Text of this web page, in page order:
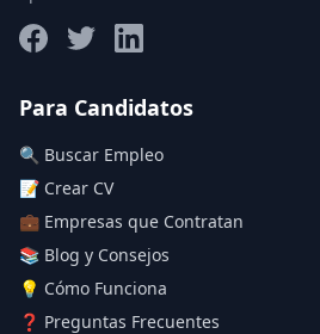
Deja vacío para "sin límite"
Aplicar filtros
Para Candidatos
🔍 Buscar Empleo
📝 Crear CV
💼 Empresas que Contratan
📚 Blog y Consejos
💡 Cómo Funciona
❓ Preguntas Frecuentes